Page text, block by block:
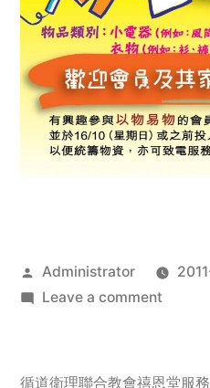
Posted
by
Administrator
Leave a commenton
服
循道衛理聯合教會禧恩堂服